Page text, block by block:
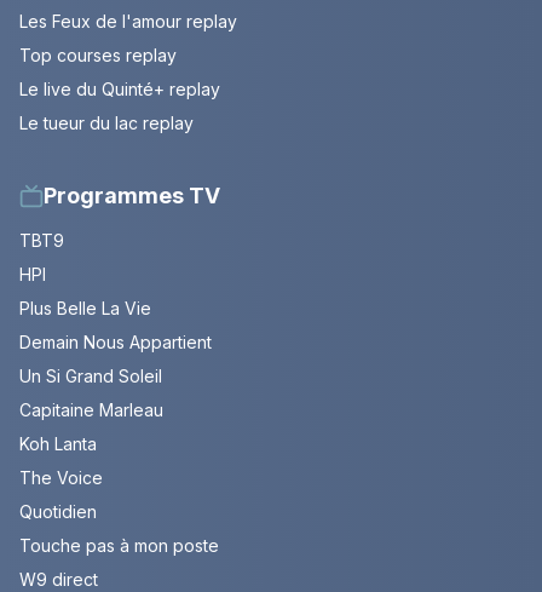
Les Feux de l'amour replay
Top courses replay
Le live du Quinté+ replay
Le tueur du lac replay
Programmes TV
TBT9
HPI
Plus Belle La Vie
Demain Nous Appartient
Un Si Grand Soleil
Capitaine Marleau
Koh Lanta
The Voice
Quotidien
Touche pas à mon poste
W9 direct